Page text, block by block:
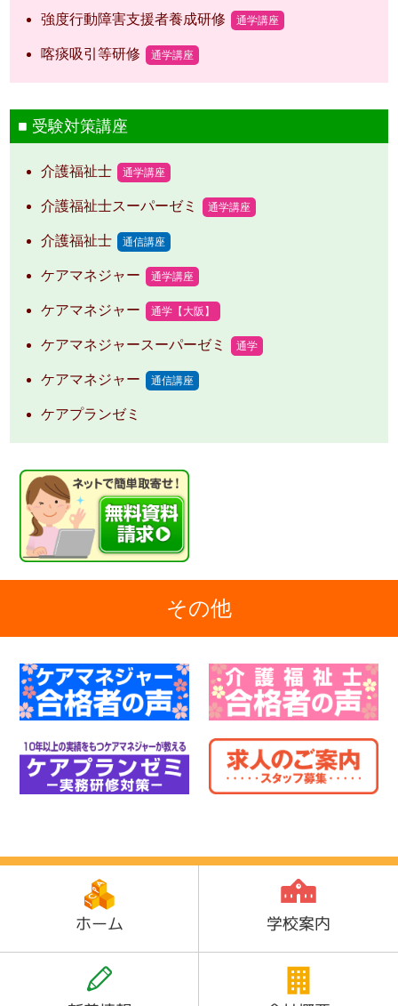
強度行動障害支援者養成研修 通学講座
喀痰吸引等研修 通学講座
受験対策講座
介護福祉士 通学講座
介護福祉士スーパーゼミ 通学講座
介護福祉士 通信講座
ケアマネジャー 通学講座
ケアマネジャー 通学【大阪】
ケアマネジャースーパーゼミ 通学
ケアマネジャー 通信講座
ケアプランゼミ
その他
ホーム 学校案内